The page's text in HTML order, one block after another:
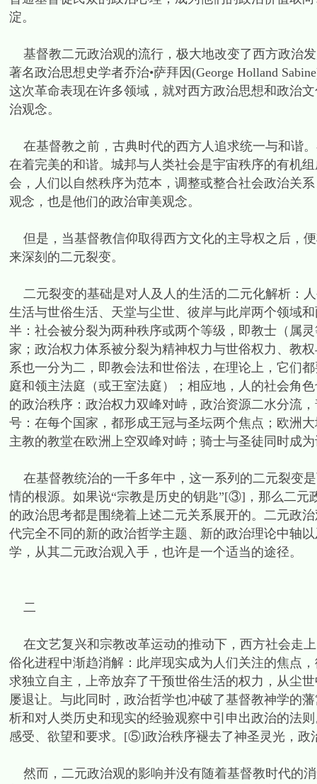
淀。
基督教二元政治观的流行，极大地改变了西方政治
著名政治思想史学者乔治•萨拜因(George Holland
这次革命表现在许多领域，就对西方政治思想和政治
治观念。
在基督教之前，古典时代的西方人追求统一与和谐
在着完美的和谐。城邦与人类社会是宇宙秩序的有机
会，人们以自然秩序为范本，调整或整合社会政治关
观念，也是他们的政治审美观念。
但是，当基督教信仰取得西方文化的主导权之后，
来深刻的二元裂变。
二元裂变的基础是对人及人的生活的二元化解析：
生活与世俗生活、天堂与尘世、彼岸与此岸两个领域
半：社会被分裂为两种秩序或两个等级，即教士（属
家；政治权力体系被分裂为精神权力与世俗权力、教
系也一分为二，即教会法和世俗法，在理论上，它们
庭和领主法庭（或王室法庭）；相应地，人的社会角
的政治秩序：政治权力双峰对峙，政治资源二水分流
号：在每个国家，都形成王冠与圣坛两个焦点；欧洲
主教的教堂在欧洲上空双峰对峙；骑士与圣徒同时
在基督教统治的一千多年中，这一系列的二元裂变
情的根源。如果说“宗教是历史的钥匙”[③]，那么二元
的政治思考都是围绕着上述二元关系展开的。二元政
代完全不同的新的政治哲学主题、新的政治理论中轴
学，从其二元政治观入手，也许是一个适当的途径。
二
在文艺复兴和宗教改革运动的推动下，西方社会走
俗化进程中渐趋消解：此岸现实成为人们关注的焦点
求独立自主，上帝放弃了干预世俗生活的权力，从尘
屡退让。与此同时，政治哲学也冲破了基督教神学的
析和对人类历史和现实的经验观察中引申出政治的法
感受、欲望和要求。[⑤]政治秩序褪去了神圣灵光，政
然而，二元政治观的影响并没有随着基督教时代的